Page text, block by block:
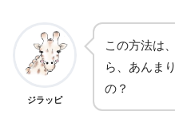
ジラッピ
この方法は
ら、あんま
の？